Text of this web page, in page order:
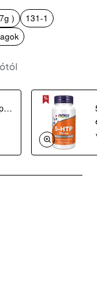
)
131-1
5-HTP 100 mg - 120 Vcaps®